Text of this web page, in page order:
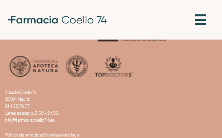
Claudio Coello 74
28001 Madrid
914 35 76 07
Lunes a sábado, 9:00 – 21:00
info@farmaciacoello74.es
Política de privacidadCookiesAviso legal